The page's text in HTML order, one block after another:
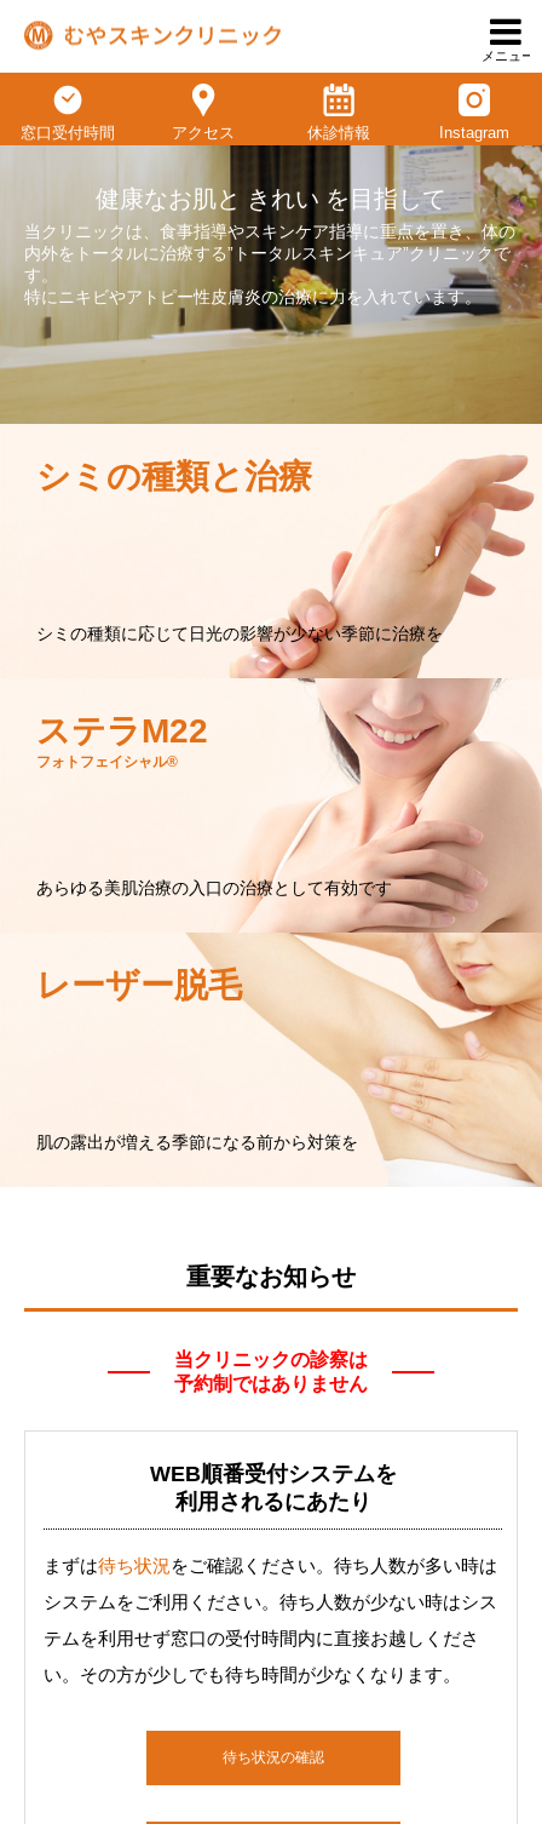
メニュー
窓口受付時間 アクセス 休診情報 Instagram
健康なお肌と きれい を目指して
当クリニックは、食事指導やスキンケア指導に重点を置き、体の
内外をトータルに治療する”トータルスキンキュア”クリニックで
す。
特にニキビやアトピー性皮膚炎の治療に力を入れています。
シミの種類と治療
シミの種類に応じて日光の影響が少ない季節に治療を
ステラM22
フォトフェイシャル®
あらゆる美肌治療の入口の治療として有効です
レーザー脱毛
肌の露出が増える季節になる前から対策を
重要なお知らせ
当クリニックの診察は
予約制ではありません
WEB順番受付システムを
利用されるにあたり
まずは待ち状況 をご確認ください。待ち人数が多い時は
システムをご利用ください。待ち人数が少ない時はシス
テムを利用せず窓口の受付時間内に直接お越しくださ
い。その方が少しでも待ち時間が少なくなります。
待ち状況の確認